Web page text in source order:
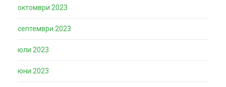
октомври 2023
септември 2023
юли 2023
юни 2023